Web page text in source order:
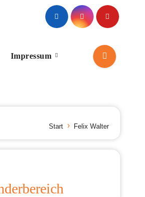
Impressum
Start Felix Walter